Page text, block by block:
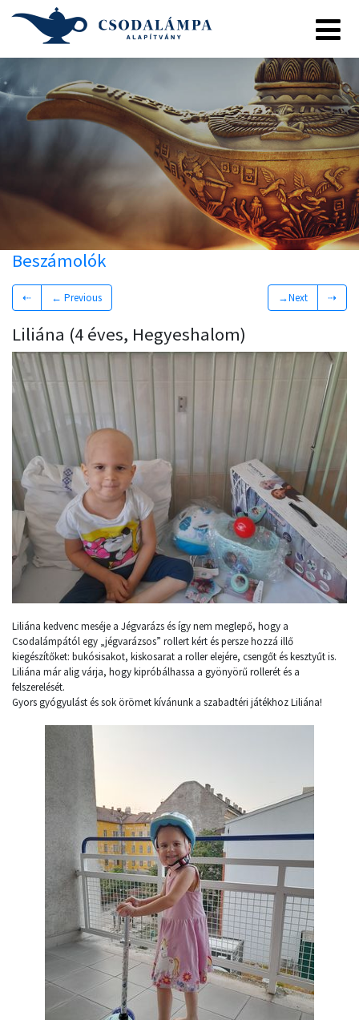
Beszámolók
⇠ ← Previous →Next ⇢
Liliána (4 éves, Hegyeshalom)
Liliána kedvenc meséje a Jégvarázs és így nem meglepő, hogy a
Csodalámpától egy „jégvarázsos” rollert kért és persze hozzá illő
kiegészítőket: bukósisakot, kiskosarat a roller elejére, csengőt és kesztyűt is.
Liliána már alig várja, hogy kipróbálhassa a gyönyörű rollerét és a
felszerelését.
Gyors gyógyulást és sok örömet kívánunk a szabadtéri játékhoz Liliána!